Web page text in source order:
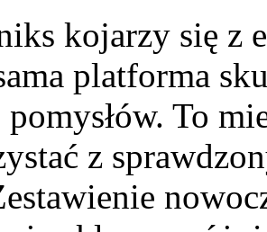
kojarzy się z
platforma
To
z